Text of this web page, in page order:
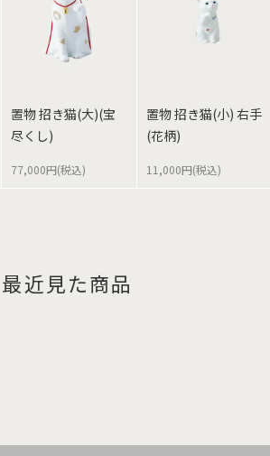
置物 招き猫(大)(宝
尽くし)
77,000円(税込)
置物 招き猫(小) 右手
(花柄)
11,000円(税込)
最近見た商品